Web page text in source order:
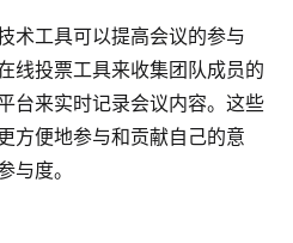
术工具可以提高会议的参与
线投票工具来收集团队成员的
台来实时记录会议内容。这些
方便地参与和贡献自己的意
与度。